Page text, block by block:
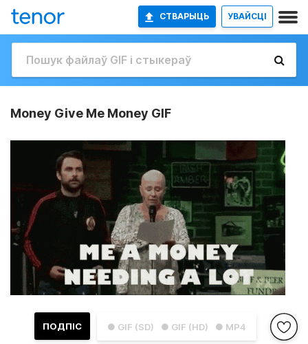
СТВАРЫЦЬ УВАЙСЦІ
Money Give Me Money GIF
● GIF (SD) ● GIF (HD) ● MP4
ПОДПІС